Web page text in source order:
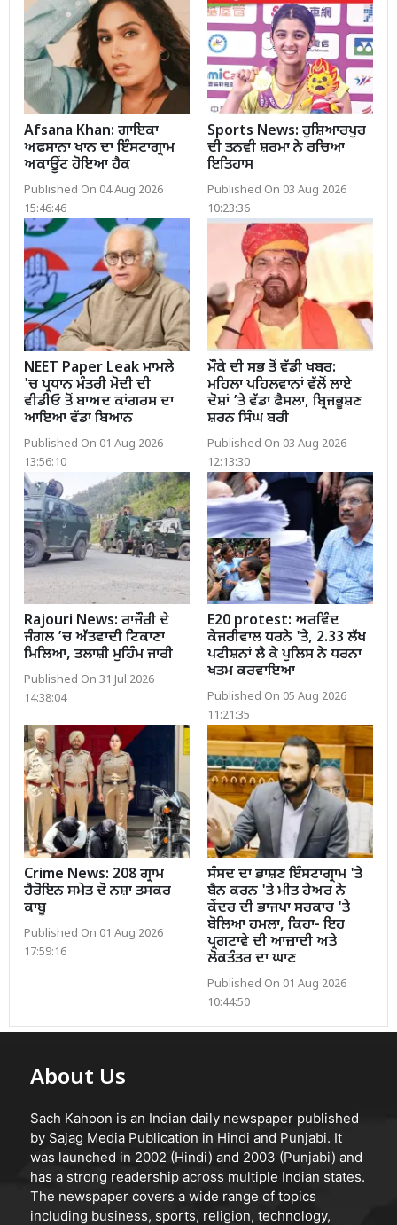
Afsana Khan: ਗਾਇਕਾ
ਅਫਸਾਨਾ ਖਾਨ ਦਾ ਇੰਸਟਾਗ੍ਰਾਮ
ਅਕਾਊਂਟ ਹੋਇਆ ਹੈਕ
Published On 04 Aug 2026
15:46:46
Sports News: ਹੁਸ਼ਿਆਰਪੁਰ
ਦੀ ਤਨਵੀ ਸ਼ਰਮਾ ਨੇ ਰਚਿਆ
ਇਤਿਹਾਸ
Published On 03 Aug 2026
10:23:36
NEET Paper Leak ਮਾਮਲੇ
'ਚ ਪ੍ਰਧਾਨ ਮੰਤਰੀ ਮੋਦੀ ਦੀ
ਵੀਡੀਓ ਤੋਂ ਬਾਅਦ ਕਾਂਗਰਸ ਦਾ
ਆਇਆ ਵੱਡਾ ਬਿਆਨ
Published On 01 Aug 2026
13:56:10
ਮੌਕੇ ਦੀ ਸਭ ਤੋਂ ਵੱਡੀ ਖਬਰ:
ਮਹਿਲਾ ਪਹਿਲਵਾਨਾਂ ਵੱਲੋਂ ਲਾਏ
ਦੋਸ਼ਾਂ ’ਤੇ ਵੱਡਾ ਫੈਸਲਾ, ਬ੍ਰਿਜਭੂਸ਼ਣ
ਸ਼ਰਨ ਸਿੰਘ ਬਰੀ
Published On 03 Aug 2026
12:13:30
Rajouri News: ਰਾਜੌਰੀ ਦੇ
ਜੰਗਲ ’ਚ ਅੱਤਵਾਦੀ ਟਿਕਾਣਾ
ਮਿਲਿਆ, ਤਲਾਸ਼ੀ ਮੁਹਿੰਮ ਜਾਰੀ
Published On 31 Jul 2026
14:38:04
E20 protest: ਅਰਵਿੰਦ
ਕੇਜਰੀਵਾਲ ਧਰਨੇ 'ਤੇ, 2.33 ਲੱਖ
ਪਟੀਸ਼ਨਾਂ ਲੈ ਕੇ ਪੁਲਿਸ ਨੇ ਧਰਨਾ
ਖਤਮ ਕਰਵਾਇਆ
Published On 05 Aug 2026
11:21:35
Crime News: 208 ਗ੍ਰਾਮ
ਹੈਰੋਇਨ ਸਮੇਤ ਦੋ ਨਸ਼ਾ ਤਸਕਰ
ਕਾਬੂ
Published On 01 Aug 2026
17:59:16
ਸੰਸਦ ਦਾ ਭਾਸ਼ਣ ਇੰਸਟਾਗ੍ਰਾਮ 'ਤੇ
ਬੈਨ ਕਰਨ 'ਤੇ ਮੀਤ ਹੇਅਰ ਨੇ
ਕੇਂਦਰ ਦੀ ਭਾਜਪਾ ਸਰਕਾਰ 'ਤੇ
ਬੋਲਿਆ ਹਮਲਾ, ਕਿਹਾ- ਇਹ
ਪ੍ਰਗਟਾਵੇ ਦੀ ਆਜ਼ਾਦੀ ਅਤੇ
ਲੋਕਤੰਤਰ ਦਾ ਘਾਣ
Published On 01 Aug 2026
10:44:50
About Us
Sach Kahoon is an Indian daily newspaper published
by Sajag Media Publication in Hindi and Punjabi. It
was launched in 2002 (Hindi) and 2003 (Punjabi) and
has a strong readership across multiple Indian states.
The newspaper covers a wide range of topics
including business, sports, religion, technology,